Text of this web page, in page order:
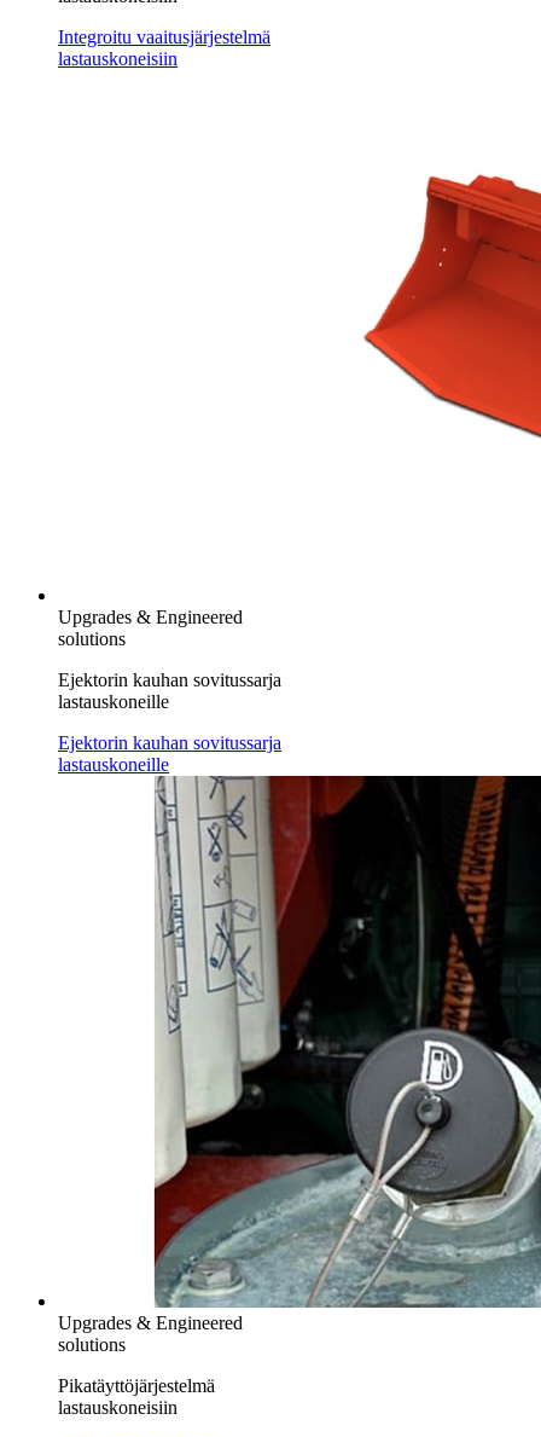
Integroitu vaaitusjärjestelmä
lastauskoneisiin
Upgrades & Engineered
solutions
Ejektorin kauhan sovitussarja
lastauskoneille
Ejektorin kauhan sovitussarja
lastauskoneille
Upgrades & Engineered
solutions
Pikatäyttöjärjestelmä
lastauskoneisiin